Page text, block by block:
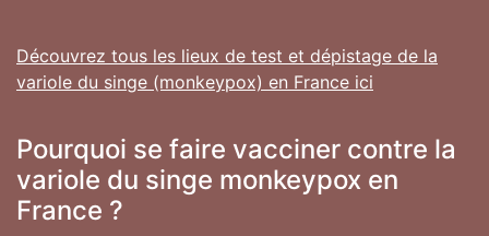
Découvrez tous les lieux de test et dépistage de la
variole du singe (monkeypox) en France ici
Pourquoi se faire vacciner contre la
variole du singe monkeypox en
France ?